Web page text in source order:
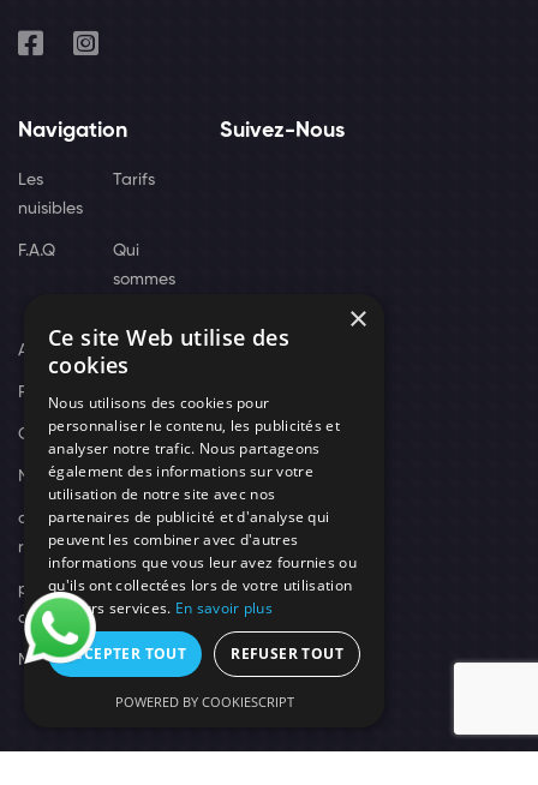
Navigation
Les
nuisibles
Tarifs
F.A.Q
Qui
sommes
Actus
Recrutement
Contact
Nos techniciens
campagne-
recrutement
politique de
confidentialité
Mentions légales
Suivez-Nous
×
Ce site Web utilise des
cookies
Nous utilisons des cookies pour
personnaliser le contenu, les publicités et
analyser notre trafic. Nous partageons
également des informations sur votre
utilisation de notre site avec nos
partenaires de publicité et d'analyse qui
peuvent les combiner avec d'autres
informations que vous leur avez fournies ou
qu'ils ont collectées lors de votre utilisation
de leurs services. En savoir plus
ACCEPTER TOUT REFUSER TOUT
POWERED BY COOKIESCRIPT